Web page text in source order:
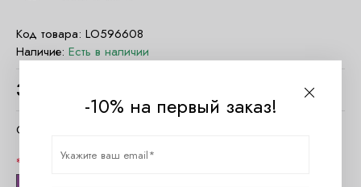
Код товара: LO596608
Наличие: Есть в наличии
3520
Очистить параметры
-10% на первый заказ!